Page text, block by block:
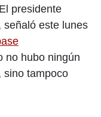
El presidente
señaló este lunes
no hubo ningún
sino tampoco